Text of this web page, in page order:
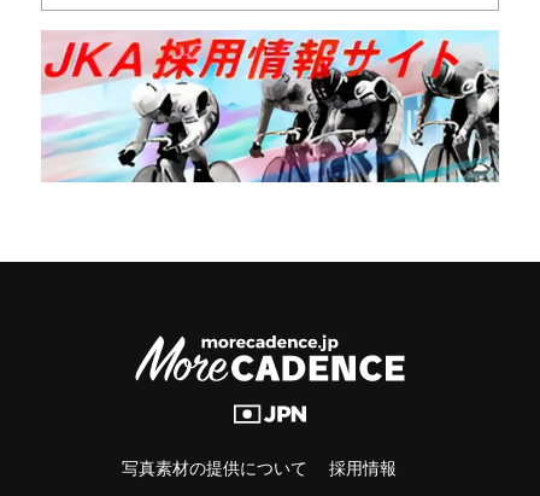
写真素材の提供について 採用情報